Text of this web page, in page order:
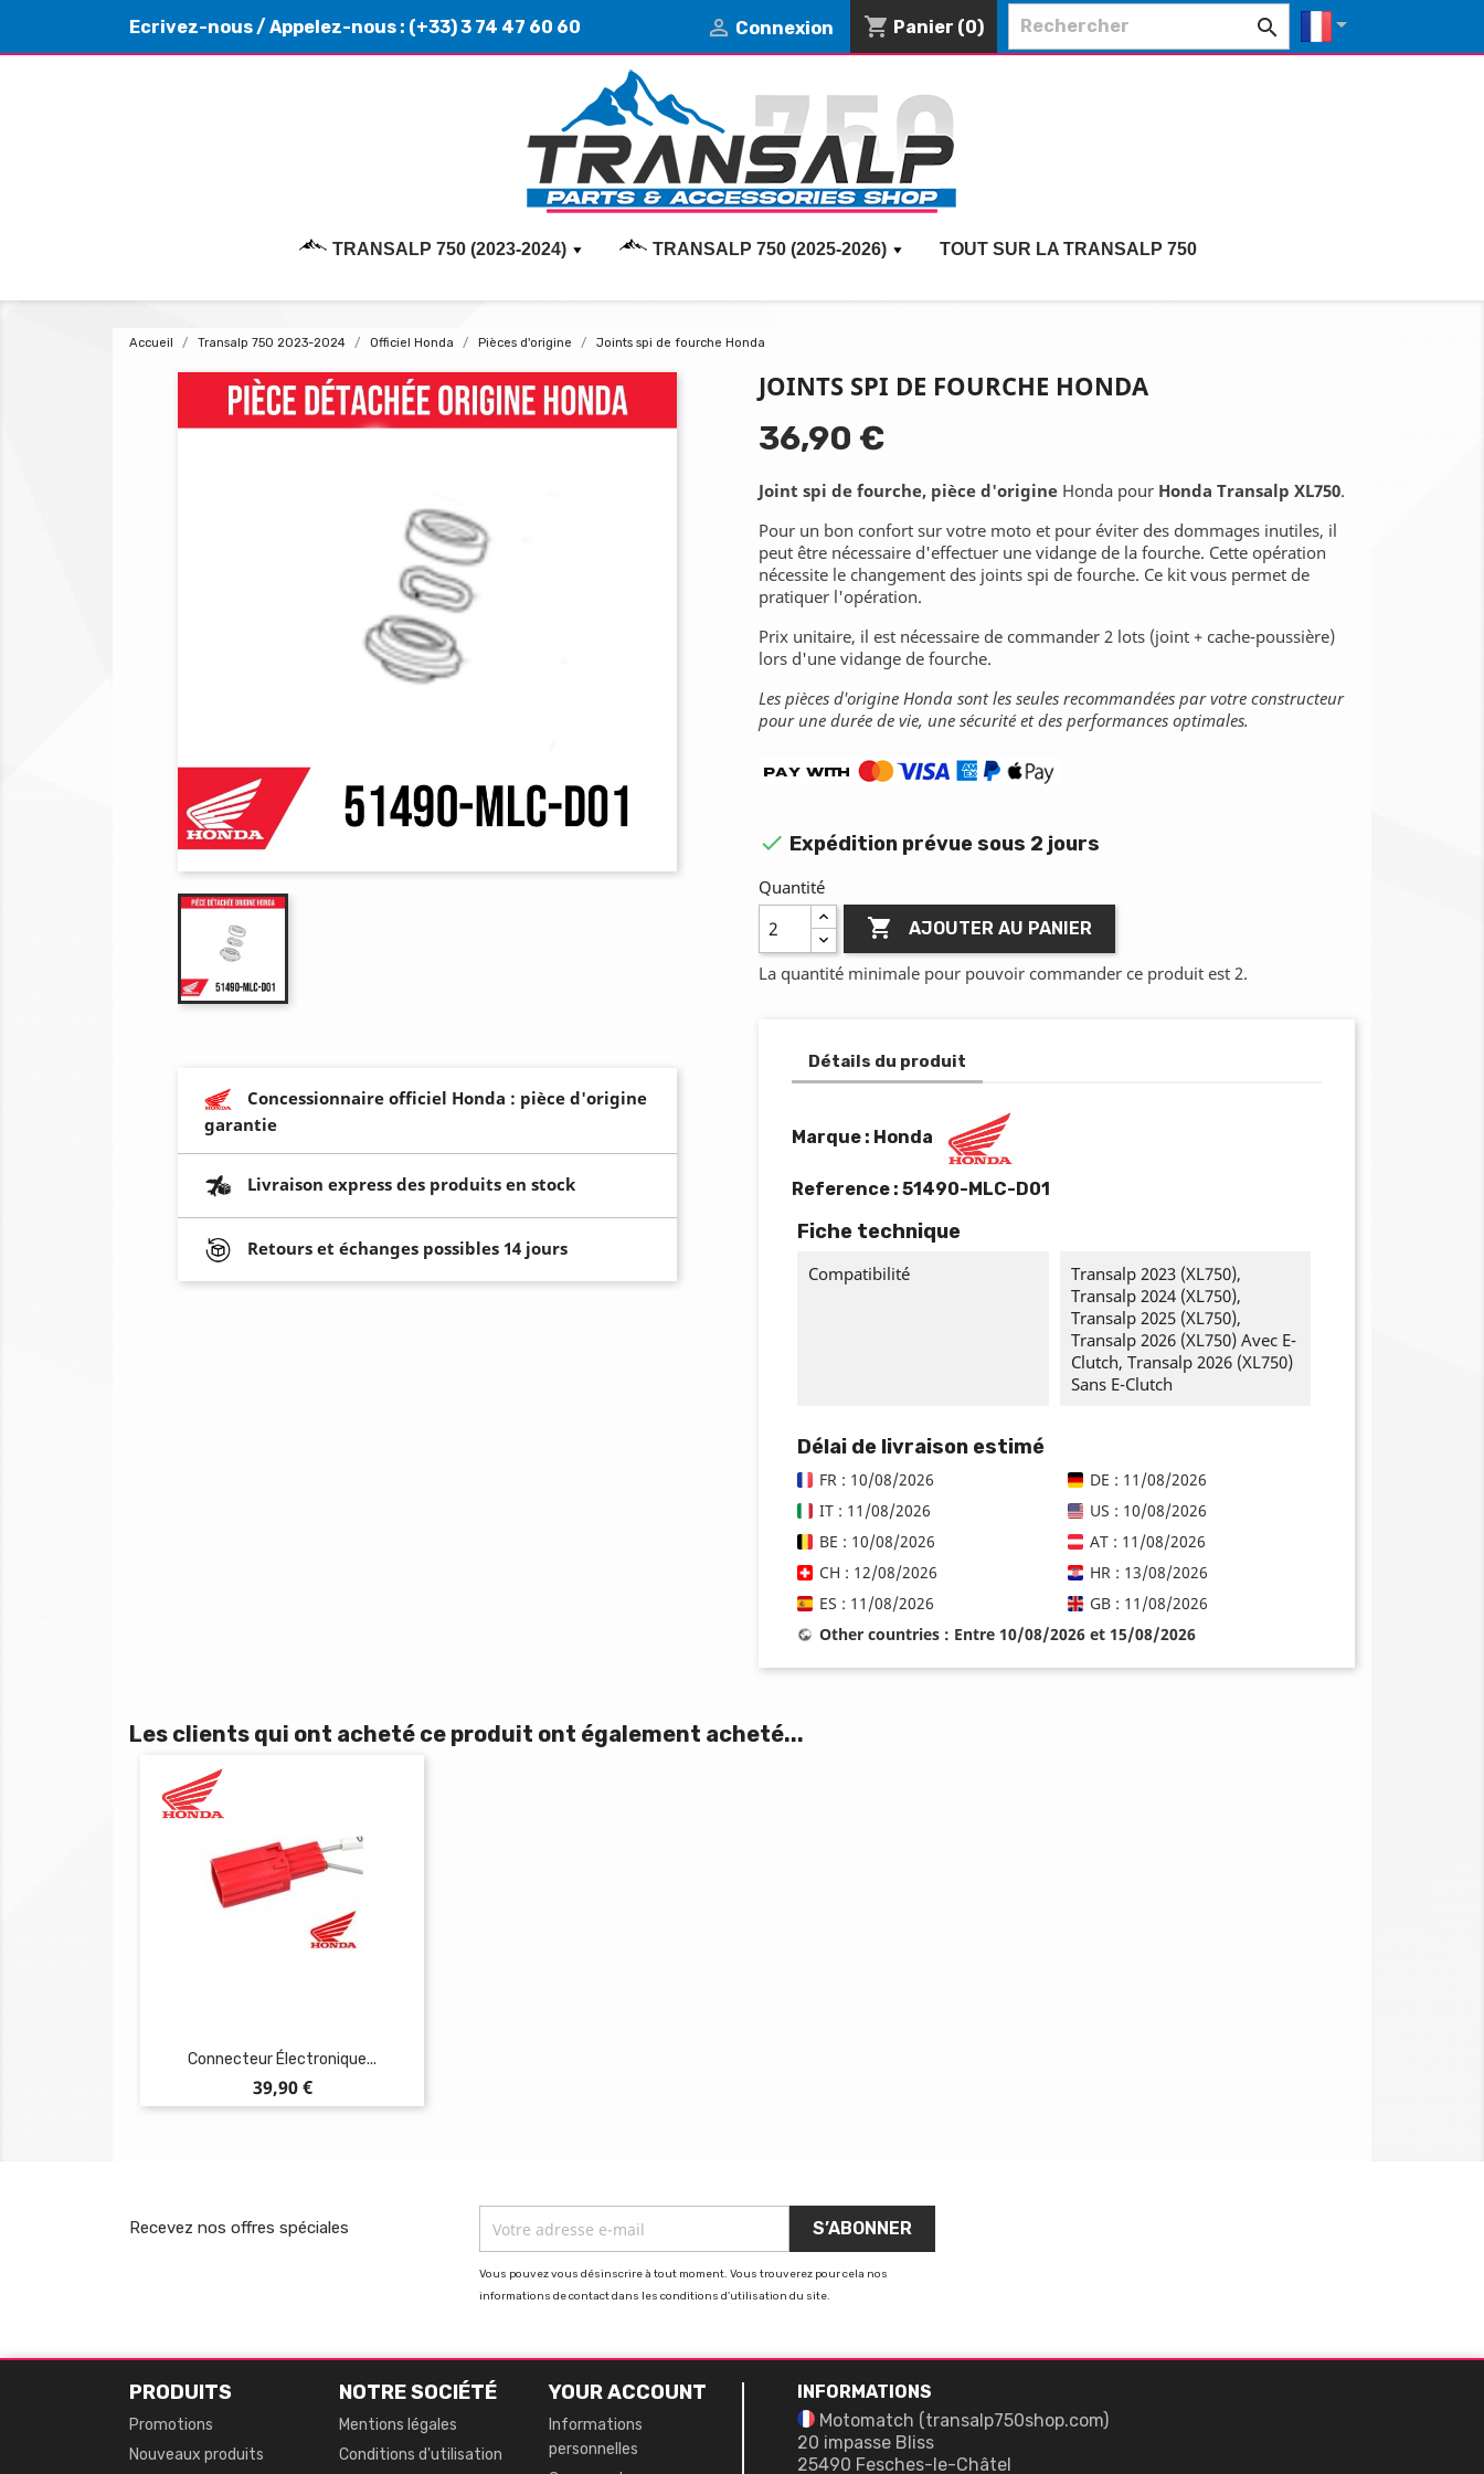
Ecrivez-nous/ Appelez-nous : (+33) 3 74 47 60 60  Connexion shopping_cart Panier (0)  
TRANSALP 750 (2023-2024) TRANSALP 750 (2025-2026) TOUT SUR LA TRANSALP 750
Accueil Transalp 750 2023-2024 Officiel Honda Pièces d'origine Joints spi de fourche Honda
Concessionnaire officiel Honda : pièce d'origine
garantie
Livraison express des produits en stock
Retours et échanges possibles 14 jours
JOINTS SPI DE FOURCHE HONDA
36,90 €
Joint spi de fourche, pièce d'origine Honda pour Honda Transalp XL750.
Pour un bon confort sur votre moto et pour éviter des dommages inutiles, il
peut être nécessaire d'effectuer une vidange de la fourche. Cette opération
nécessite le changement des joints spi de fourche. Ce kit vous permet de
pratiquer l'opération.
Prix unitaire, il est nécessaire de commander 2 lots (joint + cache-poussière)
lors d'une vidange de fourche.
Les pièces d'origine Honda sont les seules recommandées par votre constructeur
pour une durée de vie, une sécurité et des performances optimales.
 Expédition prévue sous 2 jours
Quantité
 AJOUTER AU PANIER
La quantité minimale pour pouvoir commander ce produit est 2.
Détails du produit
Marque : Honda
Reference : 51490-MLC-D01
Fiche technique
Compatibilité
Transalp 2023 (XL750),
Transalp 2024 (XL750),
Transalp 2025 (XL750),
Transalp 2026 (XL750) Avec E-
Clutch, Transalp 2026 (XL750)
Sans E-Clutch
Délai de livraison estimé
FR : 10/08/2026
DE : 11/08/2026
IT : 11/08/2026
US : 10/08/2026
BE : 10/08/2026
AT : 11/08/2026
CH : 12/08/2026
HR : 13/08/2026
ES : 11/08/2026
GB : 11/08/2026
Other countries : Entre 10/08/2026 et 15/08/2026
Les clients qui ont acheté ce produit ont également acheté...
Connecteur Électronique...
Prix
39,90 €
Recevez nos offres spéciales
Vous pouvez vous désinscrire à tout moment. Vous trouverez pour cela nos
informations de contact dans les conditions d'utilisation du site.
PRODUITS
Promotions
Nouveaux produits
NOTRE SOCIÉTÉ
Mentions légales
Conditions d'utilisation
YOUR ACCOUNT
Informations
personnelles
INFORMATIONS
Motomatch (transalp750shop.com)
20 impasse Bliss
25490 Fesches-le-Châtel